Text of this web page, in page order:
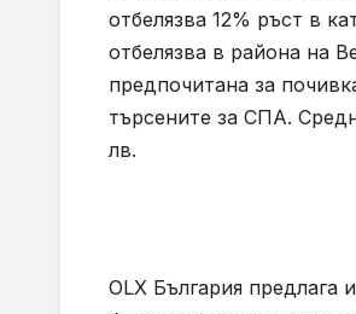
отбелязва 12% ръст в
отбелязва в района на
предпочитана за
търсените за СПА.
лв.
OLX България